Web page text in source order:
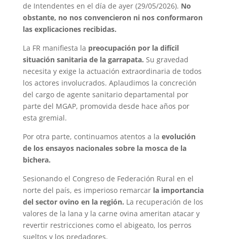
de Intendentes en el día de ayer (29/05/2026). No
obstante, no nos convencieron ni nos conformaron
las explicaciones recibidas.
La FR manifiesta la preocupación por la difícil
situación sanitaria de la garrapata. Su gravedad
necesita y exige la actuación extraordinaria de todos
los actores involucrados. Aplaudimos la concreción
del cargo de agente sanitario departamental por
parte del MGAP, promovida desde hace años por
esta gremial.
Por otra parte, continuamos atentos a la evolución
de los ensayos nacionales sobre la mosca de la
bichera.
Sesionando el Congreso de Federación Rural en el
norte del país, es imperioso remarcar la importancia
del sector ovino en la región. La recuperación de los
valores de la lana y la carne ovina ameritan atacar y
revertir restricciones como el abigeato, los perros
sueltos y los predadores.